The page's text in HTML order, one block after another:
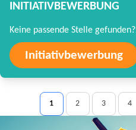
INITIATIVBEWERBUNG
Keine passende Stelle gefunden?
Initiativbewerbung
1 2 3 4